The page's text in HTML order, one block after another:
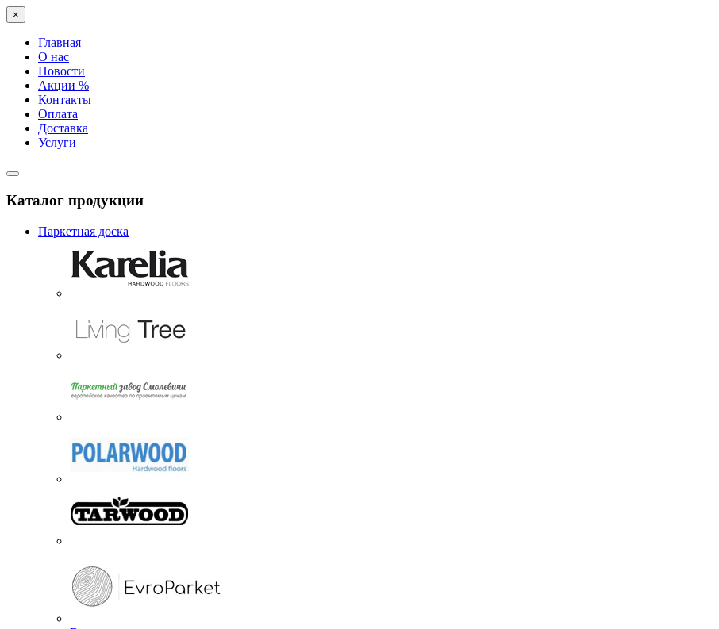
×
Главная
О нас
Новости
Акции %
Контакты
Оплата
Доставка
Услуги
Каталог продукции
Паркетная доска